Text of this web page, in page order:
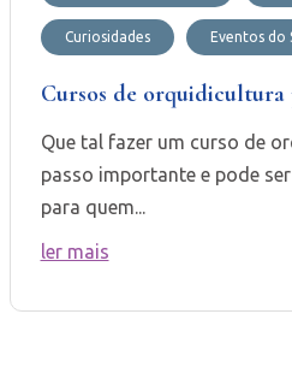
Curiosidades Eventos do
Cursos de orquidicultura
Que tal fazer um curso de
passo importante e pode
para quem...
ler mais